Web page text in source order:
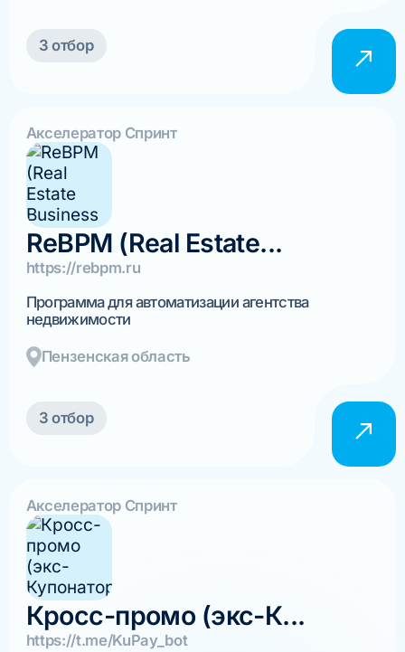
3 отбор
Акселератор Спринт
ReBPM (Real Estate...
https://rebpm.ru
Программа для автоматизации агентства
недвижимости
Пензенская область
3 отбор
Акселератор Спринт
Кросс-промо (экс-К...
https://t.me/KuPay_bot